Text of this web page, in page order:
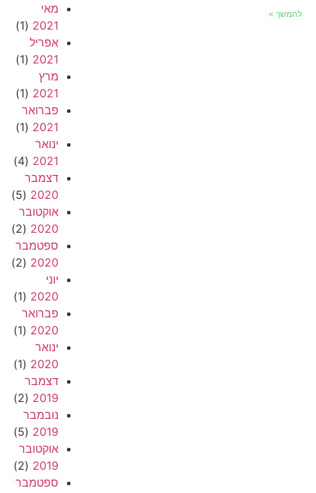
להמשך »
מאי
2021
(1)
אפריל
2021
(1)
מרץ
2021
(1)
פברואר
2021
(1)
ינואר
2021
(4)
דצמבר
2020
(5)
אוקטובר
2020
(2)
ספטמבר
2020
(2)
יוני
2020
(1)
פברואר
2020
(1)
ינואר
2020
(1)
דצמבר
2019
(2)
נובמבר
2019
(5)
אוקטובר
2019
(2)
ספטמבר